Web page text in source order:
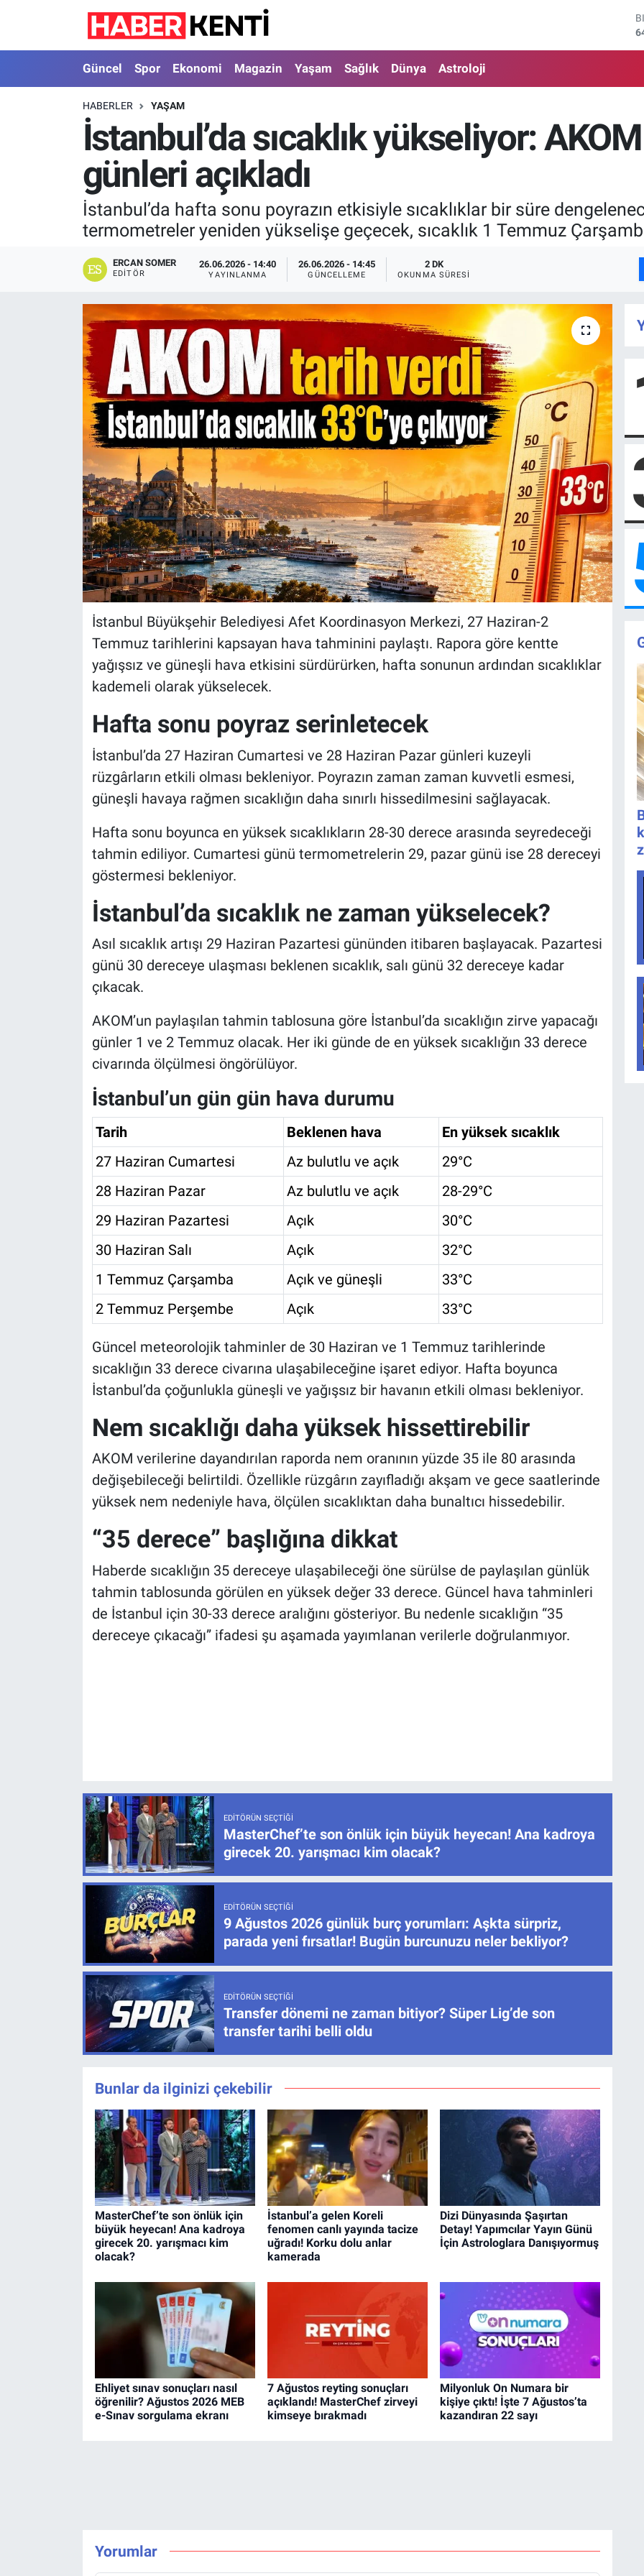
Güncel Spor Ekonomi Magazin Yaşam Sağlık Dünya Astroloji
HABERLER YAŞAM
İstanbul’da sıcaklık yükseliyor:
günleri açıkladı
İstanbul’da hafta sonu poyrazın etkisiyle sıcaklıklar bir süre
termometreler yeniden yükselişe geçecek, sıcaklık 1 Temmuz
ERCAN SOMER
EDITÖR
26.06.2026 - 14:40
YAYINLANMA
26.06.2026 - 14:45
GÜNCELLEME
2 DK
OKUNMA SÜRESI
İstanbul Büyükşehir Belediyesi Afet Koordinasyon Merkezi, 27 Haziran-2
Temmuz tarihlerini kapsayan hava tahminini paylaştı. Rapora göre kentte
yağışsız ve güneşli hava etkisini sürdürürken, hafta sonunun ardından sıcaklıklar
kademeli olarak yükselecek.
Hafta sonu poyraz serinletecek
İstanbul’da 27 Haziran Cumartesi ve 28 Haziran Pazar günleri kuzeyli
rüzgârların etkili olması bekleniyor. Poyrazın zaman zaman kuvvetli esmesi,
güneşli havaya rağmen sıcaklığın daha sınırlı hissedilmesini sağlayacak.
Hafta sonu boyunca en yüksek sıcaklıkların 28-30 derece arasında seyredeceği
tahmin ediliyor. Cumartesi günü termometrelerin 29, pazar günü ise 28 dereceyi
göstermesi bekleniyor.
İstanbul’da sıcaklık ne zaman yükselecek?
Asıl sıcaklık artışı 29 Haziran Pazartesi gününden itibaren başlayacak. Pazartesi
günü 30 dereceye ulaşması beklenen sıcaklık, salı günü 32 dereceye kadar
çıkacak.
AKOM’un paylaşılan tahmin tablosuna göre İstanbul’da sıcaklığın zirve yapacağı
günler 1 ve 2 Temmuz olacak. Her iki günde de en yüksek sıcaklığın 33 derece
civarında ölçülmesi öngörülüyor.
İstanbul’un gün gün hava durumu
Tarih Beklenen hava
En yüksek sıcaklık
27 Haziran Cumartesi
Az bulutlu ve açık
29°C
28 Haziran Pazar
Az bulutlu ve açık
28-29°C
29 Haziran Pazartesi
Açık
30°C
30 Haziran Salı
Açık
32°C
1 Temmuz Çarşamba
Açık ve güneşli
33°C
2 Temmuz Perşembe
Açık 33°C
Güncel meteorolojik tahminler de 30 Haziran ve 1 Temmuz tarihlerinde
sıcaklığın 33 derece civarına ulaşabileceğine işaret ediyor. Hafta boyunca
İstanbul’da çoğunlukla güneşli ve yağışsız bir havanın etkili olması bekleniyor.
Nem sıcaklığı daha yüksek hissettirebilir
AKOM verilerine dayandırılan raporda nem oranının yüzde 35 ile 80 arasında
değişebileceği belirtildi. Özellikle rüzgârın zayıfladığı akşam ve gece saatlerinde
yüksek nem nedeniyle hava, ölçülen sıcaklıktan daha bunaltıcı hissedebilir.
“35 derece” başlığına dikkat
Haberde sıcaklığın 35 dereceye ulaşabileceği öne sürülse de paylaşılan günlük
tahmin tablosunda görülen en yüksek değer 33 derece. Güncel hava tahminleri
de İstanbul için 30-33 derece aralığını gösteriyor. Bu nedenle sıcaklığın “35
dereceye çıkacağı” ifadesi şu aşamada yayımlanan verilerle doğrulanmıyor.
EDITÖRÜN SEÇTIĞI
MasterChef’te son önlük için büyük heyecan! Ana kadroya
girecek 20. yarışmacı kim olacak?
EDITÖRÜN SEÇTIĞI
9 Ağustos 2026 günlük burç yorumları: Aşkta sürpriz,
parada yeni fırsatlar! Bugün burcunuzu neler bekliyor?
EDITÖRÜN SEÇTIĞI
Transfer dönemi ne zaman bitiyor? Süper Lig’de son
transfer tarihi belli oldu
Bunlar da ilginizi çekebilir
MasterChef’te son önlük için
büyük heyecan! Ana kadroya
girecek 20. yarışmacı kim
olacak?
İstanbul’a gelen Koreli
fenomen canlı yayında tacize
uğradı! Korku dolu anlar
kamerada
Dizi Dünyasında Şaşırtan
Detay! Yapımcılar Yayın Günü
İçin Astrologlara Danışıyormuş
Ehliyet sınav sonuçları nasıl
öğrenilir? Ağustos 2026 MEB
e-Sınav sorgulama ekranı
7 Ağustos reyting sonuçları
açıklandı! MasterChef zirveyi
kimseye bırakmadı
Milyonluk On Numara bir
kişiye çıktı! İşte 7 Ağustos’ta
kazandıran 22 sayı
Yorumlar
Güncel
Spor
Ekonomi
Magazin
Astroloji
Nöbetçi Eczaneler
Hava Durumu
İstanbul Namaz Vakitleri
Trafik Durumu
Süper Lig Puan Durumu ve Fikstür
Tüm Manşetler
Son Dakika Haberleri
Haber Arşivi